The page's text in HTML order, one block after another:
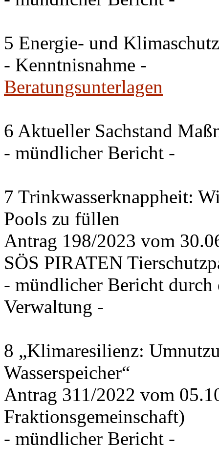
5 Energie- und
- Kenntnisnahme -
Beratungsunterlagen
6 Aktueller Sachstand
- mündlicher Bericht -
7 Trinkwasserknappheit:
Pools zu füllen
Antrag 198/2023 vom
SÖS PIRATEN
- mündlicher Bericht
Verwaltung -
8 „Klimaresilienz:
Wasserspeicher“
Antrag 311/2022 vom
Fraktionsgemeinschaft)
- mündlicher Bericht -